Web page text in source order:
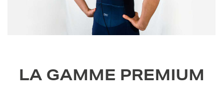
LA GAMME PREMIUM